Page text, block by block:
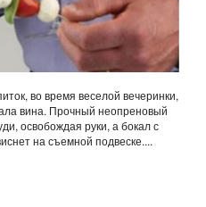
во время веселой вечеринки,
вина. Прочный неопреновый
освобождая руки, а бокал с
на съемной подвеске....